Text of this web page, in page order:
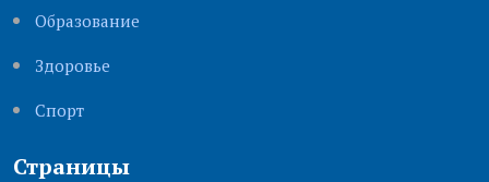
Образование
Здоровье
Cпорт
Страницы